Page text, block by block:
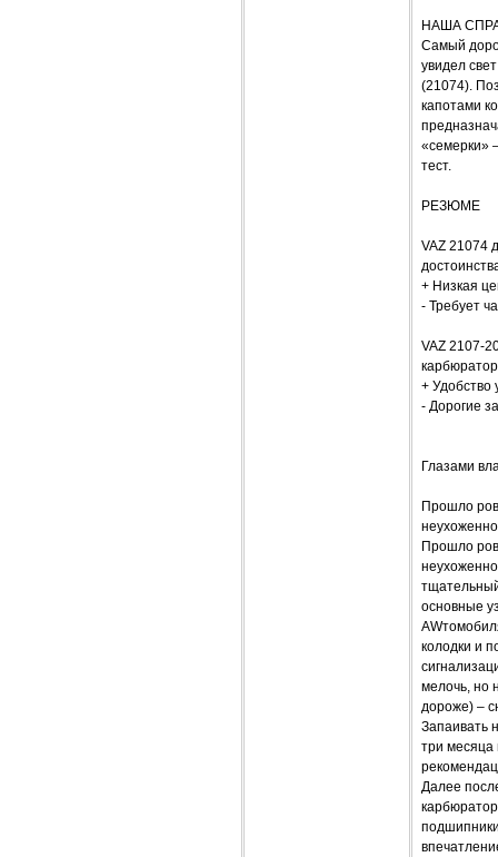
НАША
Самый
увидел
(21074).
капотами
«семерки»
тест.
РЕЗЮМЕ
VAZ 21074
+ Низкая
- Требует
VAZ 2107-
+ Удобство
- Дорогие
Глазами
Прошло
Прошло
основные
колодки и
мелочь, но
дороже) –
Запаивать
три месяца
Далее